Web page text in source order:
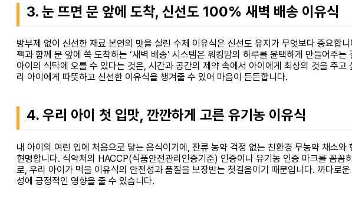
3. 눈 뜨면 문 앞에 도착, 신선도 100% 새벽 배송 이유식
방부제 없이 신선한 재료 본연의 맛을 살린 수제 이유식은 신선도 유지가 무엇보다 중요합
팩과 함께 문 앞에 쏙 도착하는 ‘새벽 배송’ 시스템은 워킹맘의 하루를 윤택하게 만들어주
아이의 식탁에 오를 수 있다는 것은, 시간과 공간의 제약 속에서 아이에게 최상의 것을 주
리 아이에게 따뜻하고 신선한 이유식을 챙겨줄 수 있어 마음이 든든합니다.
4. 우리 아이 첫 입맛, 깐깐하게 고른 유기농 이유식
내 아이의 여린 입에 처음으로 닿는 음식이기에, 잔류 농약 걱정 없는 친환경 무농약 채소
현명합니다. 식약처의 HACCP(식품안전관리인증기준) 인증이나 유기농 인증 마크를 꼼
로, 우리 아이가 먹을 이유식의 안전성과 품질을 보장받는 첫걸음이기 때문입니다. 까다로
성에 긍정적인 영향을 줄 수 있습니다.